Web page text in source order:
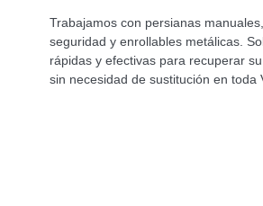
Trabajamos con persianas
seguridad y enrollables metálicas.
rápidas y efectivas para recuperar
sin necesidad de sustitución en toda